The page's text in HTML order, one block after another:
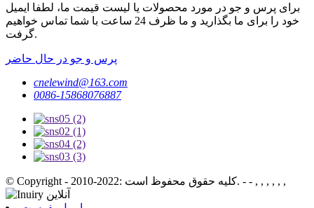
برای پرس و جو در مورد محصولات یا لیست قیمت ما، لطفا ایمیل
خود را برای ما بگذارید و ما ظرف 24 ساعت با شما تماس خواهیم
گرفت.
پرس و جو در حال حاضر
cnelewind@163.com
0086-15868076887
© Copyright - 2010-2022: کلیه حقوق محفوظ است. - - , , , , , ,